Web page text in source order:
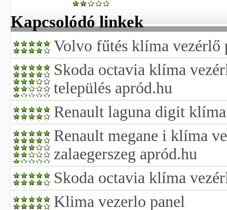
Kapcsolódó linkek
Volvo fűtés klíma vezérlő
Skoda octavia klíma
település apród.hu
Renault laguna digit
Renault megane i klíma
zalaegerszeg apród.hu
Skoda octavia klíma
Klima vezerlo panel